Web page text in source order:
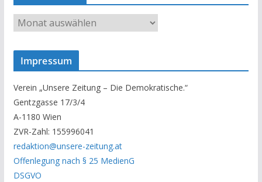
U
s
A
r
c
h
i
v
Impressum
Verein „Unsere Zeitung – Die Demokratische.“
Gentzgasse 17/3/4
A-1180 Wien
ZVR-Zahl: 155996041
redaktion@unsere-zeitung.at
Offenlegung nach § 25 MedienG
DSGVO